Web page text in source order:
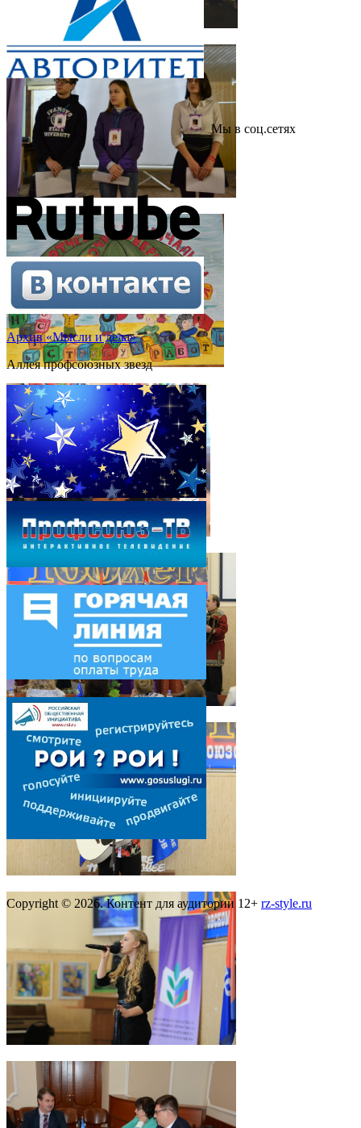
Мы в соц.сетях
Архив «Мысли и дела»
Аллея профсоюзных звезд
Copyright © 2026. Контент для аудитории 12+ rz-style.ru